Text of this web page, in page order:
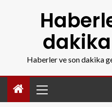
Haberler ve son dakika